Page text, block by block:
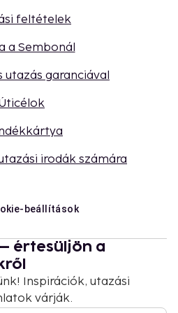
feltételek
a Sembonál
utazás garanciával
irodák számára
beállítások
értesüljön a
Inspirációk, utazási
várják.